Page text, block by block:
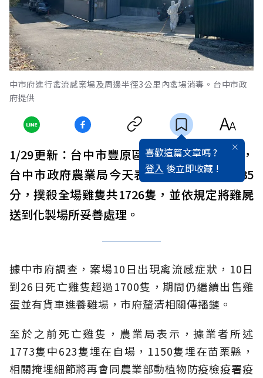
中市府進行禽流感案場及周邊半徑3公里內禽場消毒。台中市政
府提供
喜歡這篇文章嗎 ?
登入 後立即收藏 !
1/29更新：台中市豐原區蛋雞場確診禽流感，
台中市政府農業局今天表示，截至上午9時35
分，撲殺全場雞隻共1726隻，並依規定將雞屍
送到化製場所妥善處理。
據中市府調查，案場10日出現禽流感症狀，10日
到26日死亡雞隻超過1700隻，期間仍繼續出售雞
蛋並有貨車進養雞場，市府釐清相關傳播鏈。
至於之前死亡雞隻，農業局表示，據業者所述
1773隻中623隻埋在自場，1150隻埋在苗栗縣，
相關掩埋細節將再會同農業部動植物防疫檢疫署疫